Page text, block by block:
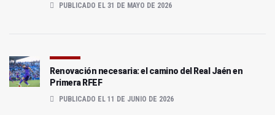
PUBLICADO EL 31 DE MAYO DE 2026
Renovación necesaria: el camino del Real Jaén en
Primera RFEF
PUBLICADO EL 11 DE JUNIO DE 2026